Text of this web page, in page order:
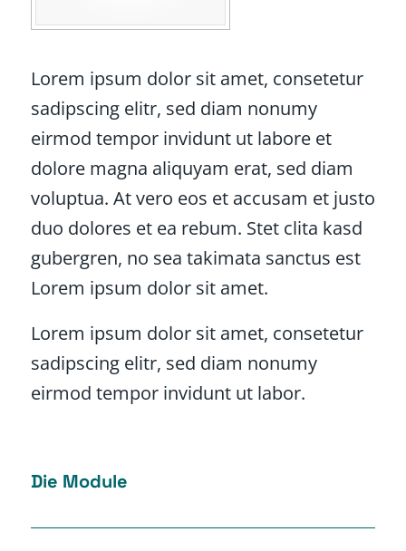
Lorem ipsum dolor sit amet, consetetur
sadipscing elitr, sed diam nonumy
eirmod tempor invidunt ut labore et
dolore magna aliquyam erat, sed diam
voluptua. At vero eos et accusam et justo
duo dolores et ea rebum. Stet clita kasd
gubergren, no sea takimata sanctus est
Lorem ipsum dolor sit amet.
Lorem ipsum dolor sit amet, consetetur
sadipscing elitr, sed diam nonumy
eirmod tempor invidunt ut labor.
Die Module